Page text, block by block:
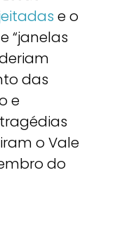
e o
“janelas
das
e
o Vale
do